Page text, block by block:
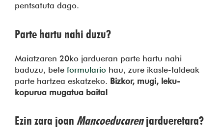
pentsatuta dago.
Parte hartu nahi duzu?
Maiatzaren 20ko jardueran parte hartu nahi
baduzu, bete formulario hau, zure ikasle-taldeak
parte hartzea eskatzeko. Bizkor, mugi, leku-
kopurua mugatua baita!
Ezin zara joan Mancoeducarenjardueretara?